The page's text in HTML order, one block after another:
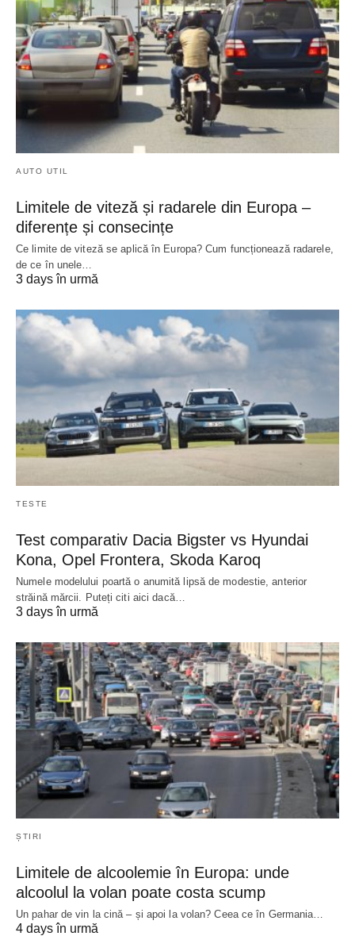
AUTO UTIL
Limitele de viteză și radarele din Europa –
diferențe și consecințe
Ce limite de viteză se aplică în Europa? Cum funcționează radarele,
de ce în unele…
3 days în urmă
TESTE
Test comparativ Dacia Bigster vs Hyundai
Kona, Opel Frontera, Skoda Karoq
Numele modelului poartă o anumită lipsă de modestie, anterior
străină mărcii. Puteți citi aici dacă…
3 days în urmă
ȘTIRI
Limitele de alcoolemie în Europa: unde
alcoolul la volan poate costa scump
Un pahar de vin la cină – și apoi la volan? Ceea ce în Germania…
4 days în urmă